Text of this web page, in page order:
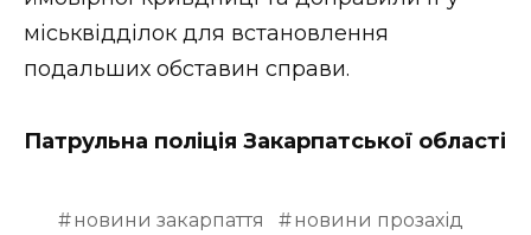
ВІДЕО
міськвідділок для встановлення
подальших обставин справи.
Патрульна поліція Закарпатської області
новини закарпаття
новини прозахід